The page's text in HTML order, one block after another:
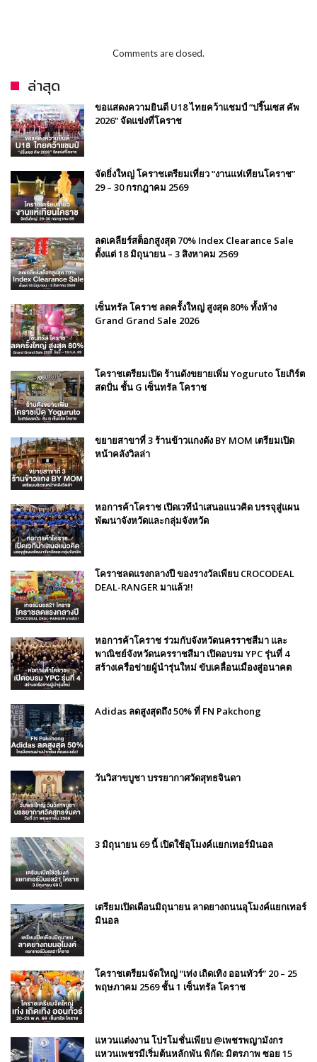
Comments are closed.
ล่าสุด
ขอแสดงความยินดี U18 ไทยคว้าแชมป์ “ปริ๊นเซส คัพ
2026” จัดแข่งที่โคราช
จัดยิ่งใหญ่ โคราชเตรียมเที่ยว “งานแห่เทียนโคราช”
29 – 30 กรกฎาคม 2569
ลดเคลียร์สต็อกสูงสุด 70% Index Clearance Sale
ตั้งแต่ 18 มิถุนายน – 3 สิงหาคม 2569
เซ็นทรัล โคราช ลดครั้งใหญ่ สูงสุด 80% ทั้งห้าง
Grand Grand Sale 2026
โคราชเตรียมเปิด ร้านดังขยายเพิ่ม Yoguruto โยเกิร์ต
สดปั่น ชั้น G เซ็นทรัล โคราช
ขยายสาขาที่ 3 ร้านข้าวแกงดัง BY MOM เตรียมเปิด
หน้าคลังวิลล่า
หอการค้าโคราช เปิดเวทีนำเสนอแนวคิด บรรจุสู่แผน
พัฒนาจังหวัดและกลุ่มจังหวัด
โคราชลดแรงกลางปี ของรางวัลเพียบ CROCODEAL
DEAL-RANGER มาแล้ว!!
หอการค้าโคราช ร่วมกับจังหวัดนครราชสีมา และ
พาณิชย์จังหวัดนครราชสีมา เปิดอบรม YPC รุ่นที่ 4
สร้างเครือข่ายผู้นำรุ่นใหม่ ขับเคลื่อนเมืองสู่อนาคต
Adidas ลดสูงสุดถึง 50% ที่ FN Pakchong
วันวิสาขบูชา บรรยากาศวัดสุทธจินดา
3 มิถุนายน 69 นี้ เปิดใช้อุโมงค์แยกเทอร์มินอล
เตรียมเปิดเดือนมิถุนายน ลาดยางถนนอุโมงค์แยกเทอร์
มินอล
โคราชเตรียมจัดใหญ่ “เท่ง เถิดเทิง ออนทัวร์” 20 – 25
พฤษภาคม 2569 ชั้น 1 เซ็นทรัล โคราช
แหวนแต่งงาน โปรโมชั่นเพียบ @เพชรพญามังกร
แหวนเพชรมีเริ่มต้นหลักพัน พิกัด: มิตรภาพ ซอย 15